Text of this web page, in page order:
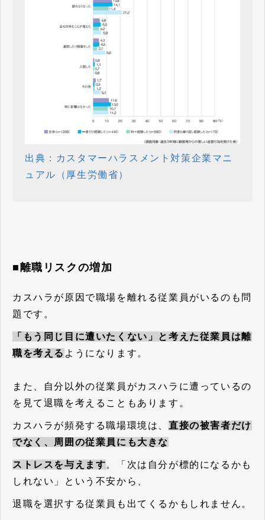
出典：カスタマーハラスメント対策企業マニ
ュアル（厚生労働省）
■離職リスクの増加
カスハラが原因で職場を離れる従業員がいるのも問
題です。
「もう同じ目に遭いたくない」と考えた従業員は離
職を考える ようになります。
また、自分以外の従業員がカスハラに遭っているの
を見て退職を考えることもあります。
カスハラが頻発する職場環境は、 直接の被害者だけ
でなく、周囲の従業員にも大きな
ストレスを与えます。「次は自分が標的になるかも
しれない」という不安から、
退職を選択する従業員も出てくるかもしれません。